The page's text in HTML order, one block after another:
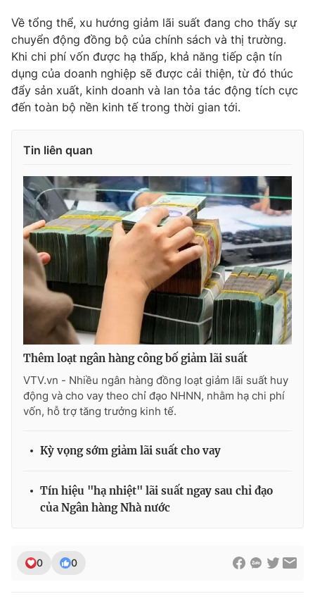
Về tổng thể, xu hướng giảm lãi suất đang cho thấy sự
chuyển động đồng bộ của chính sách và thị trường.
Khi chi phí vốn được hạ thấp, khả năng tiếp cận tín
dụng của doanh nghiệp sẽ được cải thiện, từ đó thúc
đẩy sản xuất, kinh doanh và lan tỏa tác động tích cực
đến toàn bộ nền kinh tế trong thời gian tới.
Tin liên quan
Thêm loạt ngân hàng công bố giảm lãi suất
VTV.vn - Nhiều ngân hàng đồng loạt giảm lãi suất huy
động và cho vay theo chỉ đạo NHNN, nhằm hạ chi phí
vốn, hỗ trợ tăng trưởng kinh tế.
Kỳ vọng sớm giảm lãi suất cho vay
Tín hiệu "hạ nhiệt" lãi suất ngay sau chỉ đạo
của Ngân hàng Nhà nước
0 0